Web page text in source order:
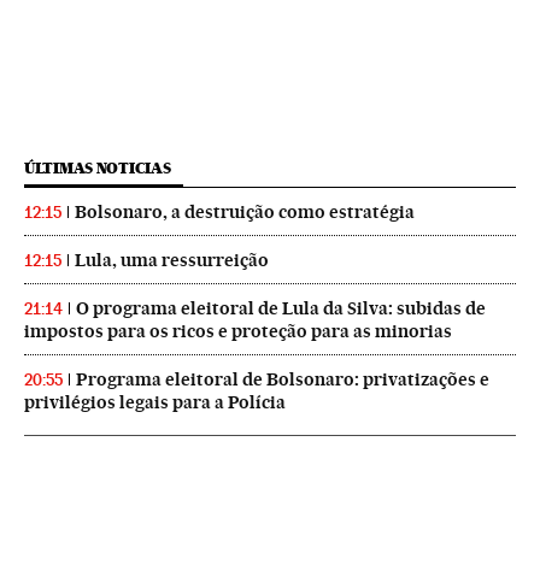
ÚLTIMAS NOTICIAS
12:15 Bolsonaro, a destruição como estratégia
12:15 Lula, uma ressurreição
21:14
O programa eleitoral de Lula da Silva: subidas de
impostos para os ricos e proteção para as minorias
20:55
Programa eleitoral de Bolsonaro: privatizações e
privilégios legais para a Polícia